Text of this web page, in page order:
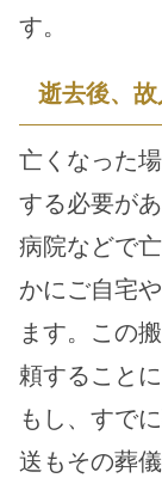
す。
逝去後、
亡くなった
する必要があ
病院などで
かにご自宅
ます。この
頼することに
もし、すで
送もその葬